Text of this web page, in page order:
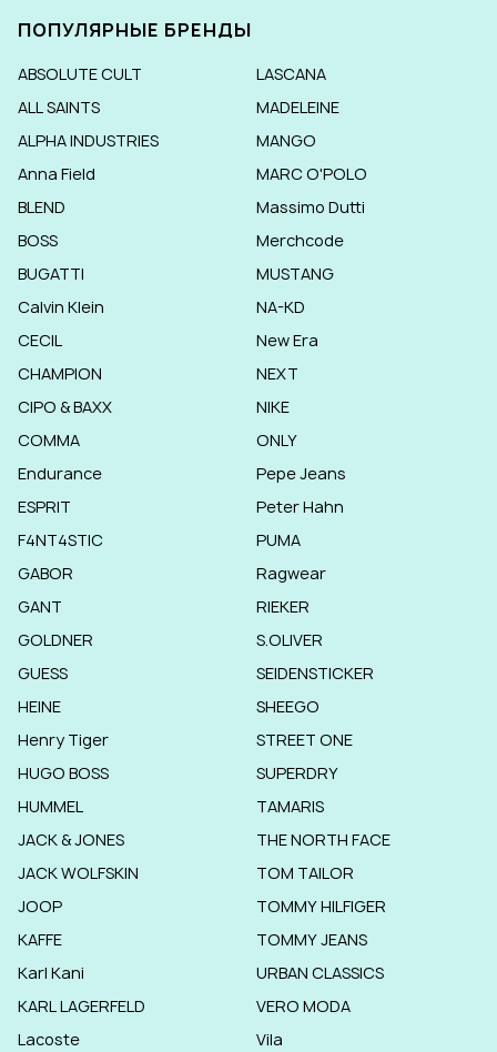
ПОПУЛЯРНЫЕ БРЕНДЫ
ABSOLUTE CULT
ALL SAINTS
ALPHA INDUSTRIES
Anna Field
BLEND
BOSS
BUGATTI
Calvin Klein
CECIL
CHAMPION
CIPO & BAXX
COMMA
Endurance
ESPRIT
F4NT4STIC
GABOR
GANT
GOLDNER
GUESS
HEINE
Henry Tiger
HUGO BOSS
HUMMEL
JACK & JONES
JACK WOLFSKIN
JOOP
KAFFE
Karl Kani
KARL LAGERFELD
Lacoste
LASCANA
MADELEINE
MANGO
MARC O'POLO
Massimo Dutti
Merchcode
MUSTANG
NA-KD
New Era
NEXT
NIKE
ONLY
Pepe Jeans
Peter Hahn
PUMA
Ragwear
RIEKER
S.OLIVER
SEIDENSTICKER
SHEEGO
STREET ONE
SUPERDRY
TAMARIS
THE NORTH FACE
TOM TAILOR
TOMMY HILFIGER
TOMMY JEANS
URBAN CLASSICS
VERO MODA
Vila